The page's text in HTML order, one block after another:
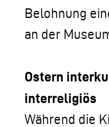
Belohnung
an der
Ostern
interreligiös
Während die